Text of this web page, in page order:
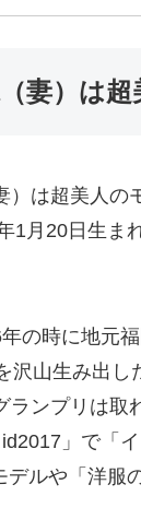
妻）は超
は超美人の
1月20日生ま
の時に地元
沢山生み出
ンプリは取
」で「
ルや「洋服